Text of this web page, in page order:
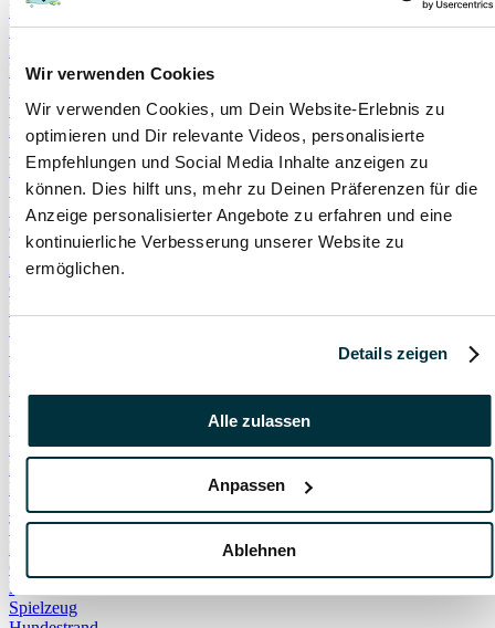
Wir verwenden Cookies
Wir verwenden Cookies, um Dein Website-Erlebnis zu
optimieren und Dir relevante Videos, personalisierte
Empfehlungen und Social Media Inhalte anzeigen zu
können. Dies hilft uns, mehr zu Deinen Präferenzen für die
Anzeige personalisierter Angebote zu erfahren und eine
kontinuierliche Verbesserung unserer Website zu
ermöglichen.
Details zeigen
Alle zulassen
Anpassen
Ablehnen
Hauskatze
Kater
Katzenspielzeug
Kälte
Leckerlies
Leinenführigkeit
Leinenpflicht
Schmerzen
Hundebett
Schlaf
Schlafplatz
Corona
Infektionskrankheiten
Anschaffung
Geschirr
Halsband
Rollig
Bewusstlosigkeit
Erbrechen
Hypoglykämie
Koordinationsstörung
Krampfanfälle
Lethargie
Notfall
Tödlich
DIY
Gehege
Kaninchen
Spielzeug